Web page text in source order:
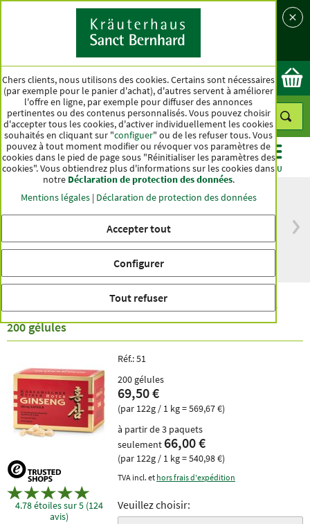
Pays
Ok
CATÉGORIES OFFRES BEST-SELLER MENU
Livraison gratuite
à partir de 50 €
pour l'Allemagne
gamme depuis
Gélules de ginseng rouge pur de Corée
200 gélules
4.78 étoiles sur 5 (124
avis)
Réf.:51
200 gélules
69,50 €
(par 122g / 1 kg = 569,67 €)
à partir de 3 paquets
seulement 66,00 €
(par 122g / 1 kg = 540,98 €)
TVA incl. et hors frais d'expédition
Veuillez choisir:
Chers clients, nous utilisons des cookies. Certains sont nécessaires
(par exemple pour le panier d'achat), d'autres servent à améliorer
l'offre en ligne, par exemple pour diffuser des annonces
pertinentes ou des contenus personnalisés. Vous pouvez choisir
d'accepter tous les cookies, d'activer individuellement les cookies
souhaités en cliquant sur "configuer" ou de les refuser tous. Vous
pouvez à tout moment modifier ou révoquer vos paramètres de
cookies dans le pied de page sous "Réinitialiser les paramètres des
cookies". Vous obtiendrez plus d'informations sur les cookies dans
notre Déclaration de protection des données.
Mentions légales| Déclaration de protection des données
Accepter tout
Configurer
Tout refuser